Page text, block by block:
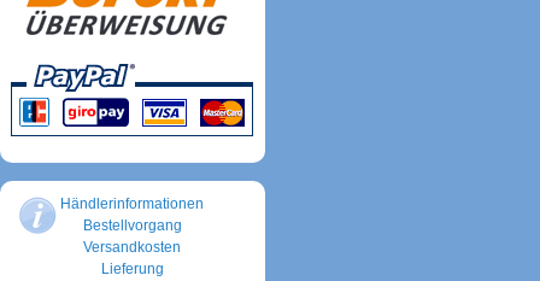
Händlerinformationen
Bestellvorgang
Versandkosten
Lieferung